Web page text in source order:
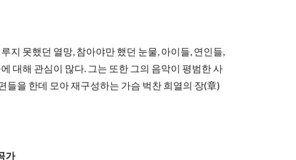
지 못했던 열망, 참아야만 했던 눈물, 아이들, 연인들,
대해 관심이 많다. 그는 또한 그의 음악이 평범한 사
들을 한데 모아 재구성하는 가슴 벅찬 희열의 장(章)
가